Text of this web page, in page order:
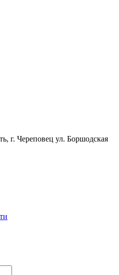
г. Череповец ул. Боршодская